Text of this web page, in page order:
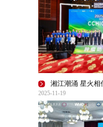
2025-11-19